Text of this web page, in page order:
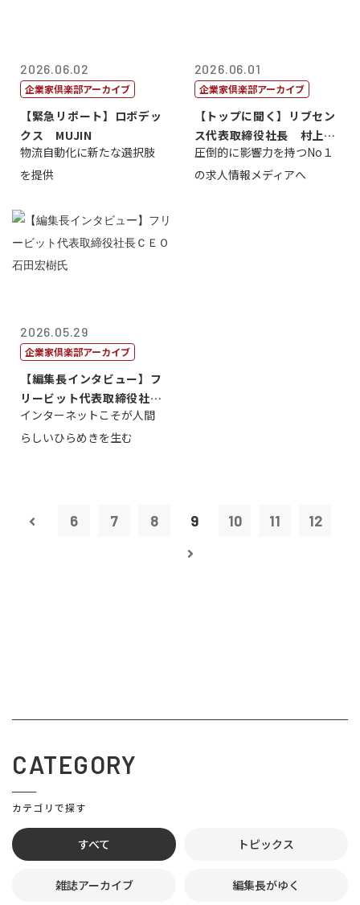
2026.06.02
企業家倶楽部アーカイブ
【緊急リポート】ロボデッ
クス MUJIN
物流自動化に新たな選択肢
を提供
2026.06.01
企業家倶楽部アーカイブ
【トップに聞く】リブセン
ス代表取締役社長 村上太
一 氏
圧倒的に影響力を持つNo１
の求人情報メディアへ
2026.05.29
企業家倶楽部アーカイブ
【編集長インタビュー】フ
リービット代表取締役社長
ＣＥＯ 石田...
インターネットこそが人間
らしいひらめきを生む
6 7 8 9 10 11 12
CATEGORY
カテゴリで探す
すべて トピックス
雑誌アーカイブ 編集長がゆく